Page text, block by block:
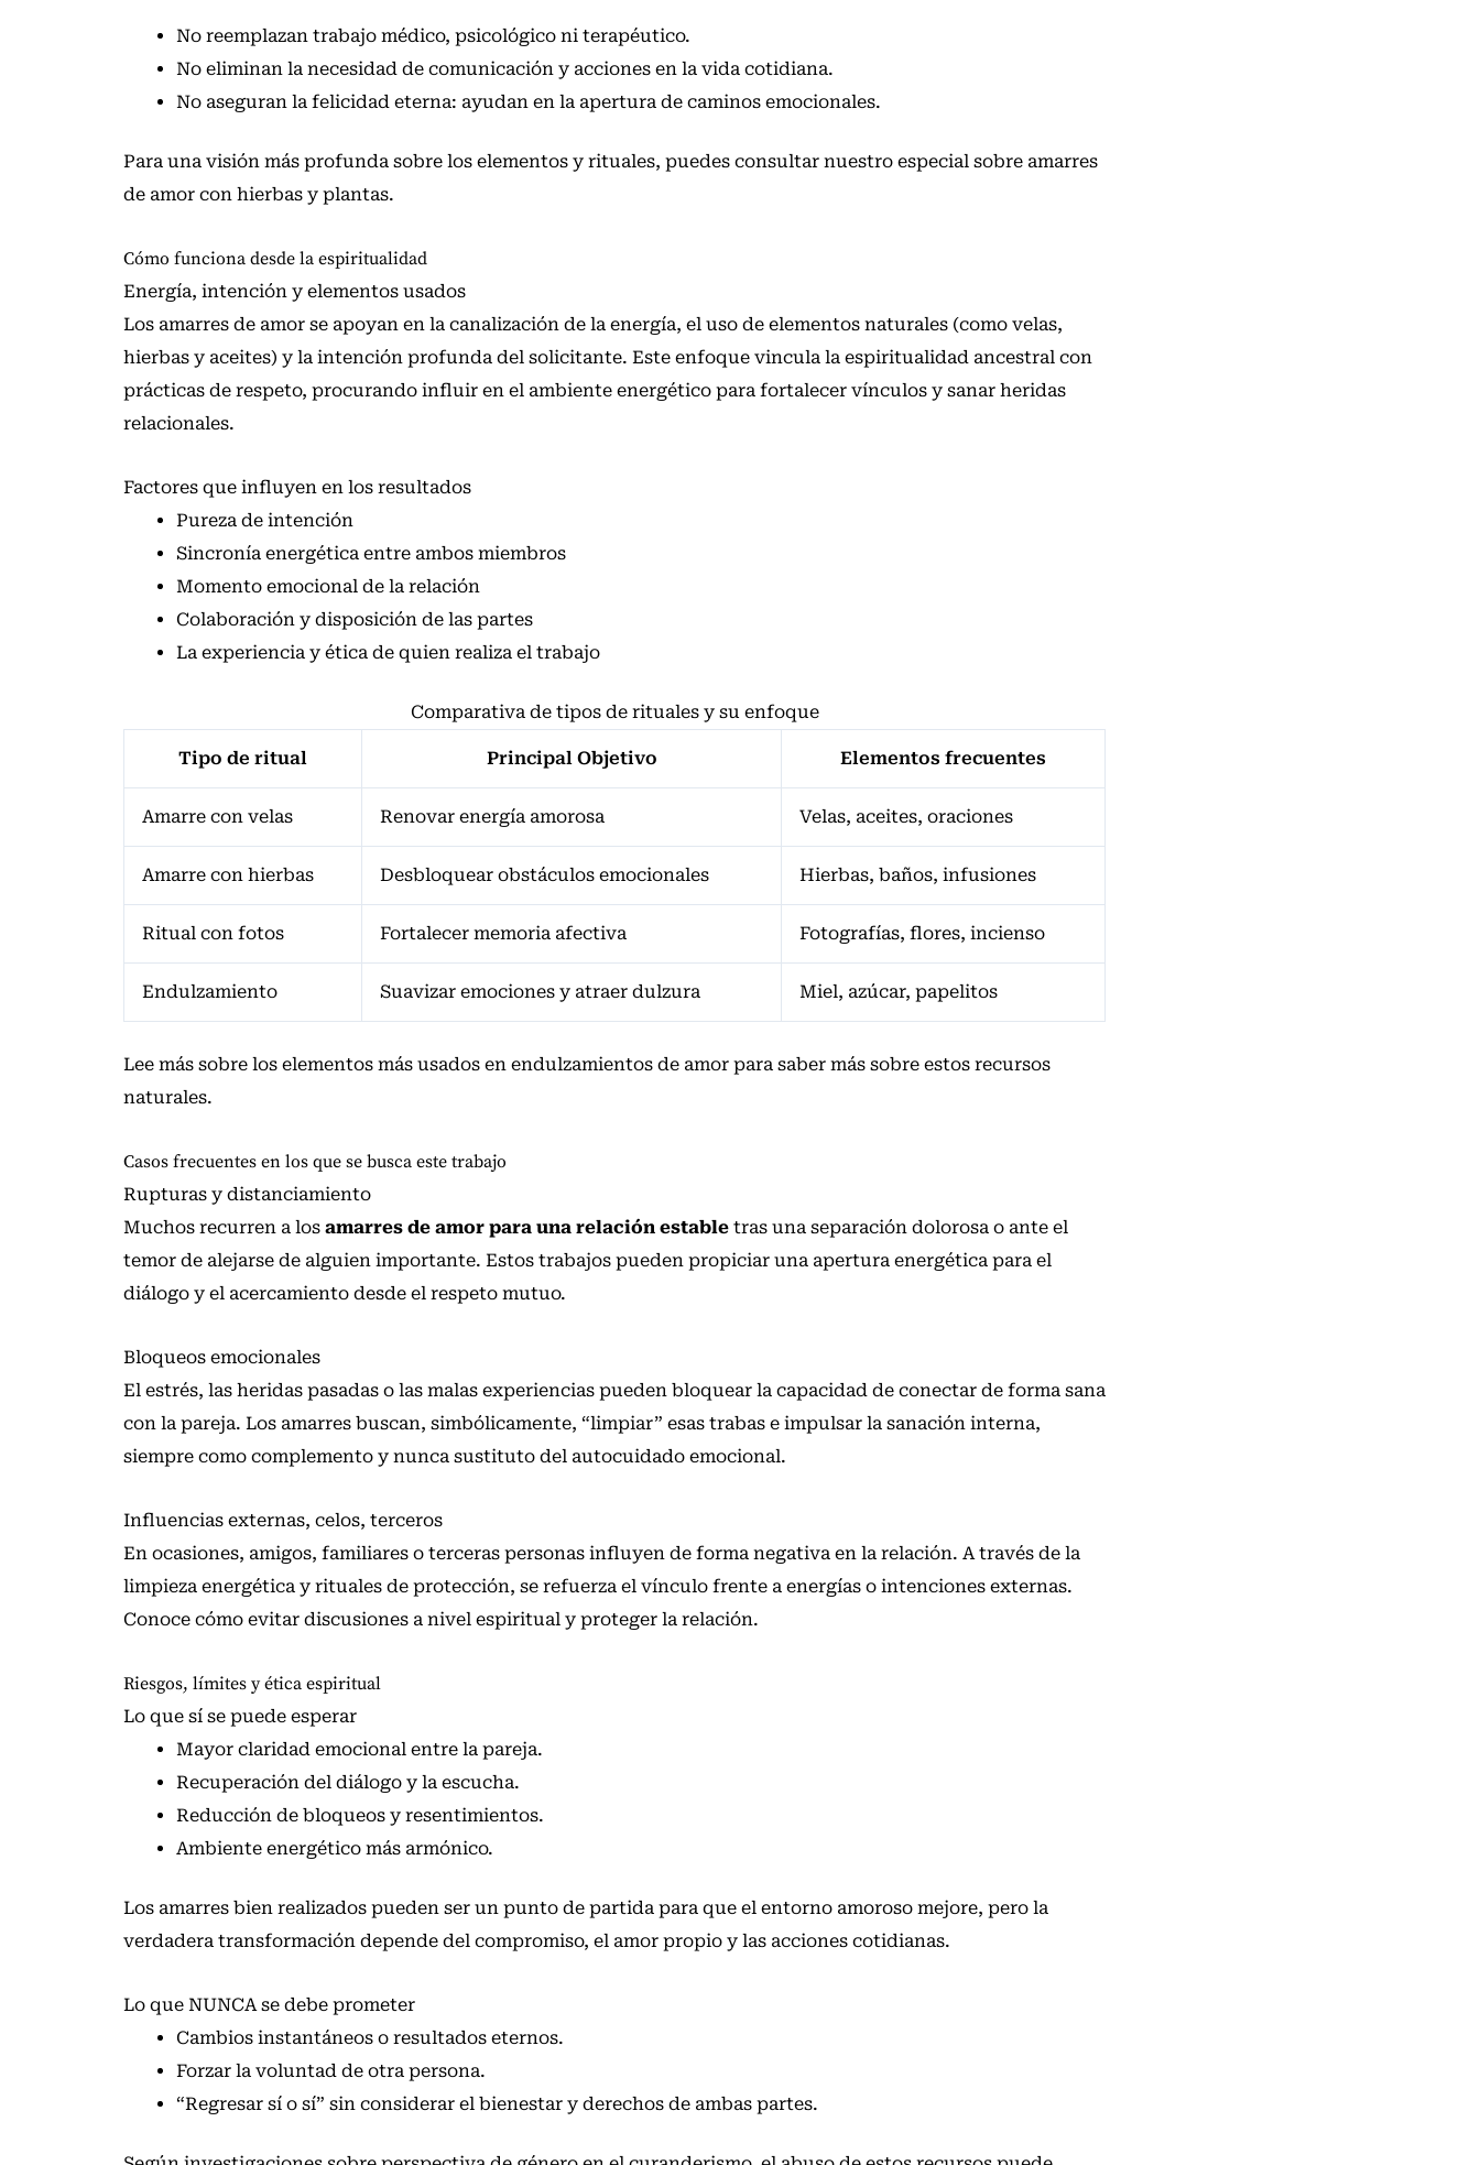
No reemplazan trabajo médico, psicológico ni terapéutico.
No eliminan la necesidad de comunicación y acciones en la vida cotidiana.
No aseguran la felicidad eterna: ayudan en la apertura de caminos emocionales.
Para una visión más profunda sobre los elementos y rituales, puedes consultar nuestro especial sobre amarres
de amor con hierbas y plantas.
Cómo funciona desde la espiritualidad
Energía, intención y elementos usados
Los amarres de amor se apoyan en la canalización de la energía, el uso de elementos naturales (como velas,
hierbas y aceites) y la intención profunda del solicitante. Este enfoque vincula la espiritualidad ancestral con
prácticas de respeto, procurando influir en el ambiente energético para fortalecer vínculos y sanar heridas
relacionales.
Factores que influyen en los resultados
Pureza de intención
Sincronía energética entre ambos miembros
Momento emocional de la relación
Colaboración y disposición de las partes
La experiencia y ética de quien realiza el trabajo
Comparativa de tipos de rituales y su enfoque
Tipo de ritual Principal Objetivo Elementos frecuentes
Amarre con velas Renovar energía amorosa Velas, aceites, oraciones
Amarre con hierbas Desbloquear obstáculos emocionales Hierbas, baños, infusiones
Ritual con fotos Fortalecer memoria afectiva Fotografías, flores, incienso
Endulzamiento Suavizar emociones y atraer dulzura Miel, azúcar, papelitos
Lee más sobre los elementos más usados en endulzamientos de amor para saber más sobre estos recursos
naturales.
Casos frecuentes en los que se busca este trabajo
Rupturas y distanciamiento
Muchos recurren a los amarres de amor para una relación estable tras una separación dolorosa o ante el
temor de alejarse de alguien importante. Estos trabajos pueden propiciar una apertura energética para el
diálogo y el acercamiento desde el respeto mutuo.
Bloqueos emocionales
El estrés, las heridas pasadas o las malas experiencias pueden bloquear la capacidad de conectar de forma sana
con la pareja. Los amarres buscan, simbólicamente, “limpiar” esas trabas e impulsar la sanación interna,
siempre como complemento y nunca sustituto del autocuidado emocional.
Influencias externas, celos, terceros
En ocasiones, amigos, familiares o terceras personas influyen de forma negativa en la relación. A través de la
limpieza energética y rituales de protección, se refuerza el vínculo frente a energías o intenciones externas.
Conoce cómo evitar discusiones a nivel espiritual y proteger la relación.
Riesgos, límites y ética espiritual
Lo que sí se puede esperar
Mayor claridad emocional entre la pareja.
Recuperación del diálogo y la escucha.
Reducción de bloqueos y resentimientos.
Ambiente energético más armónico.
Los amarres bien realizados pueden ser un punto de partida para que el entorno amoroso mejore, pero la
verdadera transformación depende del compromiso, el amor propio y las acciones cotidianas.
Lo que NUNCA se debe prometer
Cambios instantáneos o resultados eternos.
Forzar la voluntad de otra persona.
“Regresar sí o sí” sin considerar el bienestar y derechos de ambas partes.